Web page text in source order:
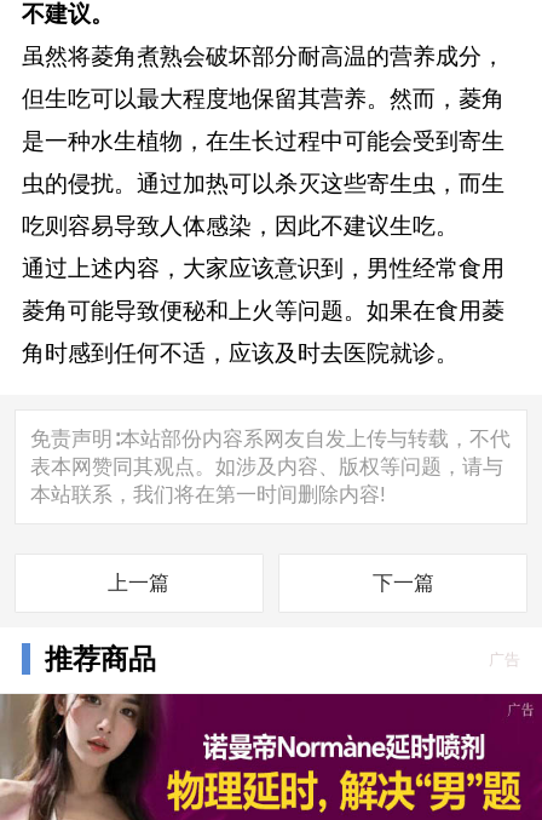
不建议。
虽然将菱角煮熟会破坏部分耐高温的营养成分，
但生吃可以最大程度地保留其营养。然而，菱角
是一种水生植物，在生长过程中可能会受到寄生
虫的侵扰。通过加热可以杀灭这些寄生虫，而生
吃则容易导致人体感染，因此不建议生吃。
通过上述内容，大家应该意识到，男性经常食用
菱角可能导致便秘和上火等问题。如果在食用菱
角时感到任何不适，应该及时去医院就诊。
免责声明∶本站部份内容系网友自发上传与转载，不代
表本网赞同其观点。如涉及内容、版权等问题，请与
本站联系，我们将在第一时间删除内容!
上一篇 下一篇
推荐商品 广告